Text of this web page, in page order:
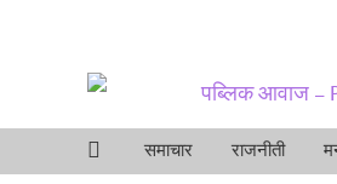
समाचार राजनीती